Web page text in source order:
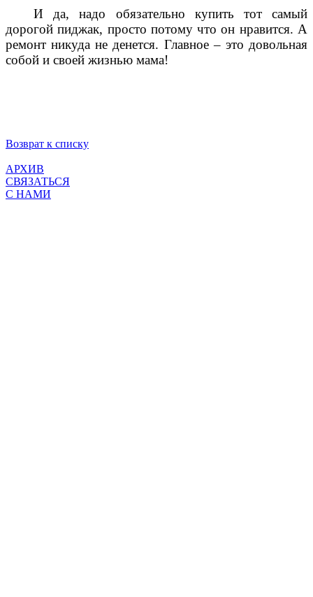
И да, надо обязательно купить тот самый
дорогой пиджак, просто потому что он нравится. А
ремонт никуда не денется. Главное – это довольная
собой и своей жизнью мама!
Возврат к списку
АРХИВ
СВЯЗАТЬСЯ
С НАМИ